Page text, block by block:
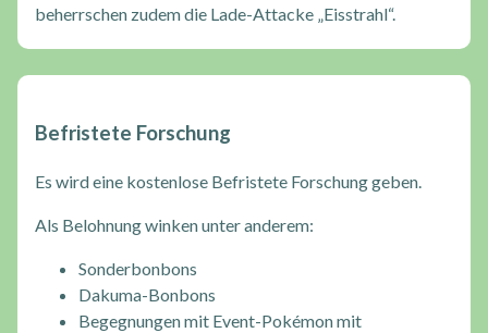
beherrschen zudem die Lade-Attacke „Eisstrahl“.
Befristete Forschung
Es wird eine kostenlose Befristete Forschung geben.
Als Belohnung winken unter anderem:
Sonderbonbons
Dakuma-Bonbons
Begegnungen mit Event-Pokémon mit